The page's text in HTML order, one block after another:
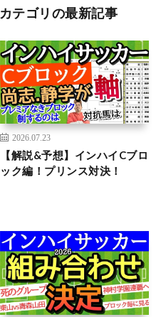
カテゴリの最新記事
2026.07.23
【解説&予想】インハイCブロ
ック編！プリンス対決！